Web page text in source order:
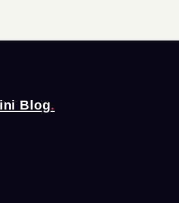
Blog.